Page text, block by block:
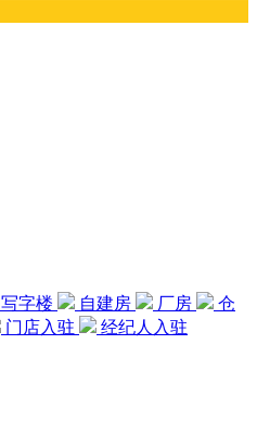
写字楼 自建房 厂房
仓
门店入驻 经纪人入驻